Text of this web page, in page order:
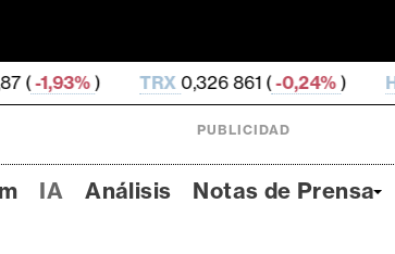
0,326 861 ( -0,24%) HYPE56,14 (-1,8% )
PUBLICIDAD
IA Análisis Notas de Prensa